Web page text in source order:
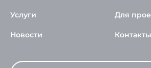
Услуги
Новости
Для
Контакты